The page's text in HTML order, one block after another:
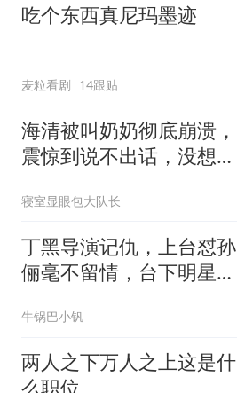
吃个东西真尼玛墨迹
麦粒看剧 14跟贴
海清被叫奶奶彻底崩溃，
震惊到说不出话，没想到
寝室显眼包大队长
丁黑导演记仇，上台怼孙
俪毫不留情，台下明星大
牛锅巴小钒
两人之下万人之上这是什
么职位